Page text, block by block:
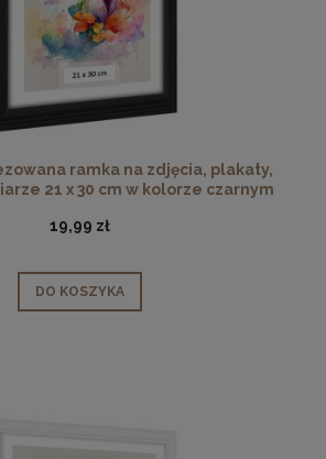
ramka na zdjęcia, plakaty,
21 x 30 cm w kolorze czarnym
19,99 zł
DO KOSZYKA